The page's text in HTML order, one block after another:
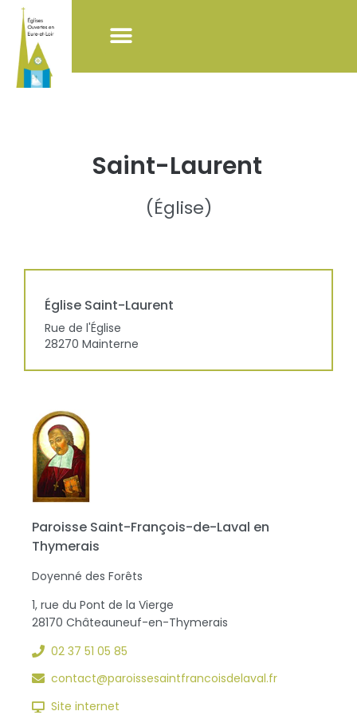
Saint-Laurent
(Église)
Église Saint-Laurent
Rue de l'Église
28270 Mainterne
Paroisse Saint-François-de-Laval en
Thymerais
Doyenné des Forêts
1, rue du Pont de la Vierge
28170 Châteauneuf-en-Thymerais
02 37 51 05 85
contact@paroissesaintfrancoisdelaval.fr
Site internet